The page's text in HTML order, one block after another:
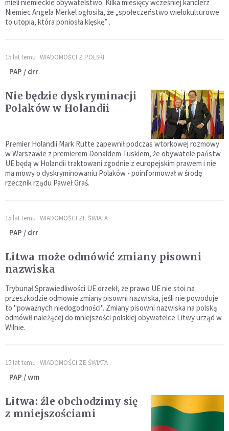
mieli niemieckie obywatelstwo. Kilka miesięcy wcześniej kanclerz
Niemiec Angela Merkel ogłosiła, że „społeczeństwo wielokulturowe
to utopia, która poniosła klęskę” .
15 lat temu WIADOMOŚCI Z POLSKI
PAP / drr
Nie będzie dyskryminacji
Polaków w Holandii
Premier Holandii Mark Rutte zapewnił podczas wtorkowej rozmowy
w Warszawie z premierem Donaldem Tuskiem, że obywatele państw
UE będą w Holandii traktowani zgodnie z europejskim prawem i nie
ma mowy o dyskryminowaniu Polaków - poinformował w środę
rzecznik rządu Paweł Graś.
15 lat temu WIADOMOŚCI ZE ŚWIATA
PAP / drr
Litwa może odmówić zmiany pisowni
nazwiska
Trybunał Sprawiedliwości UE orzekł, że prawo UE nie stoi na
przeszkodzie odmowie zmiany pisowni nazwiska, jeśli nie powoduje
to "poważnych niedogodności". Zmiany pisowni nazwiska na polską
odmówił należącej do mniejszości polskiej obywatelce Litwy urząd w
Wilnie.
15 lat temu WIADOMOŚCI ZE ŚWIATA
PAP / wm
Litwa: źle obchodzimy się
z mniejszościami